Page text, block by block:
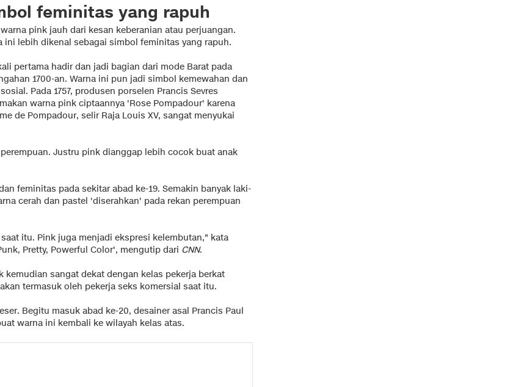
feminitas yang rapuh
pink jauh dari kesan keberanian atau perjuangan.
ini lebih dikenal sebagai simbol feminitas yang rapuh.
pertama hadir dan jadi bagian dari mode Barat pada
1700-an. Warna ini pun jadi simbol kemewahan dan
Pada 1757, produsen porselen Prancis Sevres
warna pink ciptaannya 'Rose Pompadour' karena
de Pompadour, selir Raja Louis XV, sangat menyukai
Justru pink dianggap lebih cocok buat anak
feminitas pada sekitar abad ke-19. Semakin banyak laki-
cerah dan pastel 'diserahkan' pada rekan perempuan
itu. Pink juga menjadi ekspresi kelembutan," kata
Pretty, Powerful Color', mengutip dari CNN.
sangat dekat dengan kelas pekerja berkat
termasuk oleh pekerja seks komersial saat itu.
Begitu masuk abad ke-20, desainer asal Prancis Paul
warna ini kembali ke wilayah kelas atas.